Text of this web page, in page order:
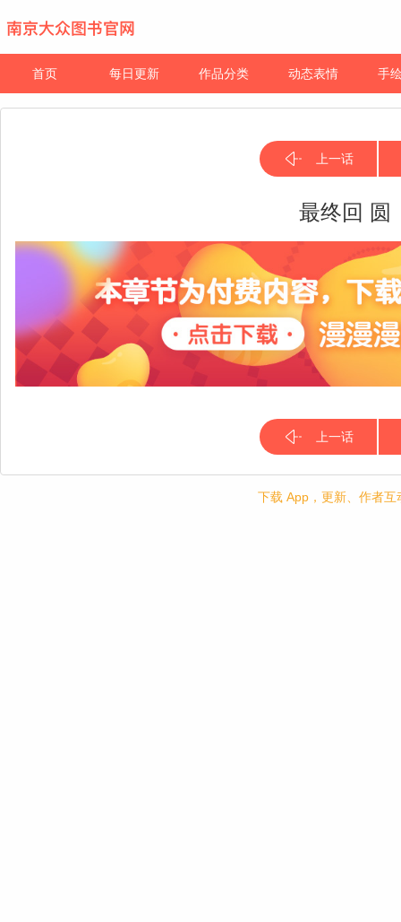
首页 每日更新 作品分类 动态表情 手
上一话
最终回 圆
上一话
下载 App，更新、作者